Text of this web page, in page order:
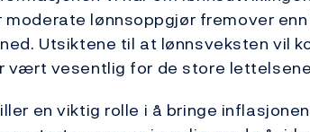
lønnsoppgjør fremover
Utsiktene til at lønnsveksten vil
vært vesentlig for de store
en viktig rolle i å bringe